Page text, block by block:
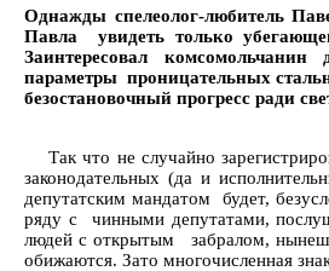
Однажды спелеолог-любитель
Павла увидеть только
Заинтересовал
параметры проницательных
безостановочный прогресс ради
Так что не случайно
законодательных (да и
депутатским мандатом будет,
ряду с чинными депутатами,
людей с открытым забралом,
обижаются. Зато многочисленная